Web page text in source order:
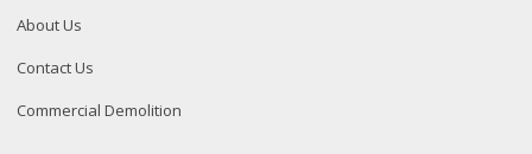
About Us
Contact Us
Commercial Demolition